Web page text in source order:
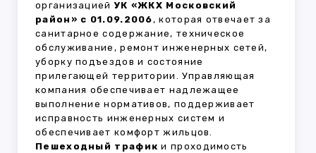
организациейУК «ЖКХ Московский
район» с 01.09.2006, которая отвечает за
санитарное содержание, техническое
обслуживание, ремонт инженерных сетей,
уборку подъездов и состояние
прилегающей территории. Управляющая
компания обеспечивает надлежащее
выполнение нормативов, поддерживает
исправность инженерных систем и
обеспечивает комфорт жильцов.
Пешеходный трафик и проходимость